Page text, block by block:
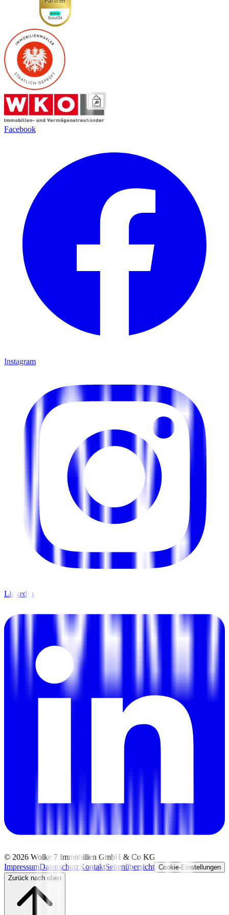
Facebook
Instagram
LinkedIn
© 2026 Wolke 7 Immobilien GmbH & Co KG
ImpressumDatenschutzKontaktSeitenübersicht Cookie-Einstellungen
Zurück nach oben